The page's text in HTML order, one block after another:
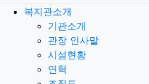
복지관소개
기관소개
관장 인사말
시설현황
연혁